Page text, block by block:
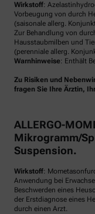
Wirkstoff:
Vorbeugung von durch
(saisonale allerg.
Zur Behandlung von
Hausstaubmilben und
(perenniale allerg.
Warnhinweise: Enthält
Zu Risiken und
fragen Sie Ihre Ärztin,
ALLERGO-
Mikrogramm/
Suspension.
Wirkstoff:
Anwendung bei
Beschwerden eines
der Erstdiagnose eines
durch einen Arzt.